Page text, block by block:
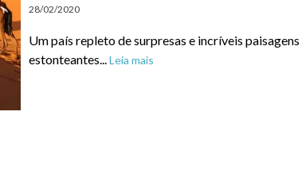
28/02/2020
Um país repleto de surpresas e incríveis paisagens
estonteantes... Leia mais